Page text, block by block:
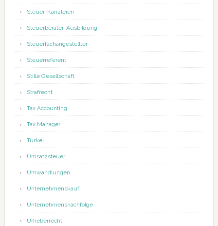
Steuer-Kanzleien
Steuerberater-Ausbildung
Steuerfachangestellter
Steuerreferent
Stille Gesellschaft
Strafrecht
Tax Accounting
Tax Manager
Türkei
Umsatzsteuer
Umwandlungen
Unternehmenskauf
Unternehmensnachfolge
Urheberrecht